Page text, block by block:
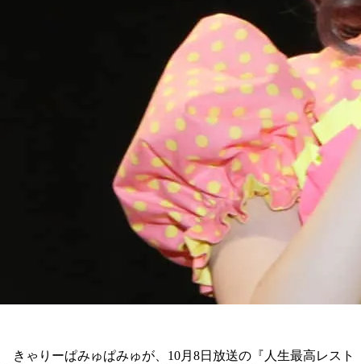
きゃりーぱみゅぱみゅが、10月8日放送の『人生最高レスト